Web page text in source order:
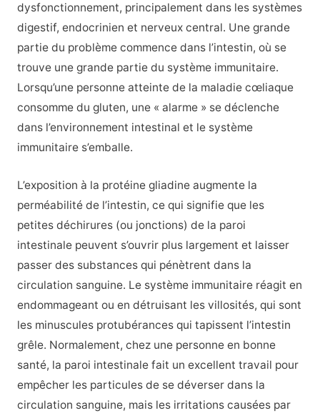
dysfonctionnement, principalement dans les systèmes
digestif, endocrinien et nerveux central. Une grande
partie du problème commence dans l’intestin, où se
trouve une grande partie du système immunitaire.
Lorsqu’une personne atteinte de la maladie cœliaque
consomme du gluten, une « alarme » se déclenche
dans l’environnement intestinal et le système
immunitaire s’emballe.
L’exposition à la protéine gliadine augmente la
perméabilité de l’intestin, ce qui signifie que les
petites déchirures (ou jonctions) de la paroi
intestinale peuvent s’ouvrir plus largement et laisser
passer des substances qui pénètrent dans la
circulation sanguine. Le système immunitaire réagit en
endommageant ou en détruisant les villosités, qui sont
les minuscules protubérances qui tapissent l’intestin
grêle. Normalement, chez une personne en bonne
santé, la paroi intestinale fait un excellent travail pour
empêcher les particules de se déverser dans la
circulation sanguine, mais les irritations causées par